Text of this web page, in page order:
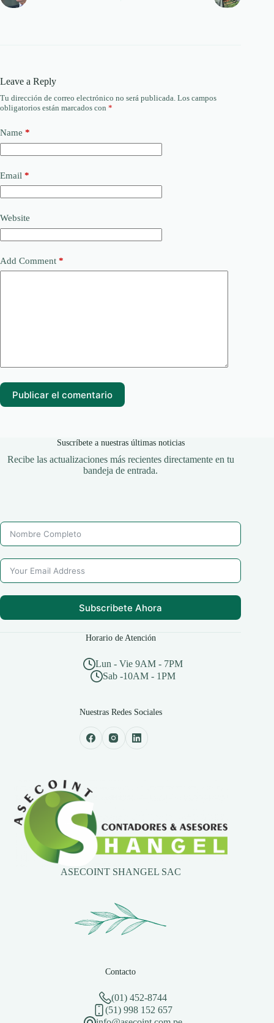
Leave a Reply
Tu dirección de correo electrónico no será publicada. Los campos
obligatorios están marcados con *
Name *
Email *
Website
Add Comment *
Publicar el comentario
Suscríbete a nuestras últimas noticias
Recibe las actualizaciones más recientes directamente en tu
bandeja de entrada.
Subscribete Ahora
Horario de Atención
Lun - Vie 9AM - 7PM
Sab -10AM - 1PM
Nuestras Redes Sociales
ASECOINT SHANGEL SAC
Contacto
(01) 452-8744
(51) 998 152 657